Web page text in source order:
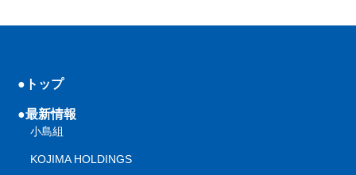
●トップ
●最新情報
小島組
KOJIMA HOLDINGS